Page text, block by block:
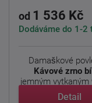
od 1 536 Kč
Dodáváme do 1-2
Damaškové
Kávové zrno
jemným vytkaným
kávového ...
Detail